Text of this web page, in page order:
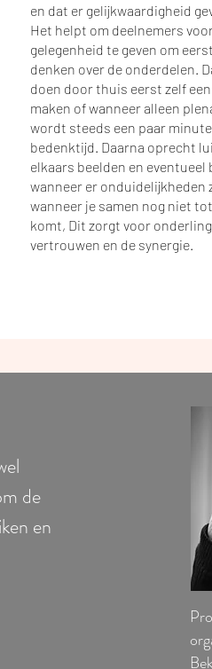
en dat er gelijkwaardigheid
Het helpt om deelnemers
gelegenheid te geven om
denken over de onderdelen.
doen door thuis eerst zelf een
maken of wanneer alleen
wordt steeds een paar
bedenktijd. Daarna oprecht
elkaars beelden en eventueel
wanneer er onduidelijkheden
wanneer je samen nog niet
komt, Dit zorgt voor
vertrouwen en de synergie.
de
en